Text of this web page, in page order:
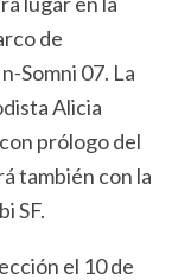
de
Somni 07. La
Alicia
prólogo del
también con la
SF.
el 10 de